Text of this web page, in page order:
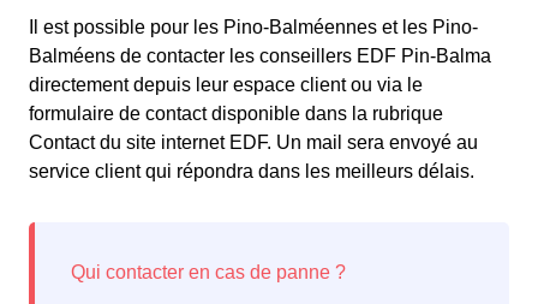
Il est possible pour les Pino-Balméennes et les Pino-
Balméens de contacter les conseillers EDF Pin-Balma
directement depuis leur espace client ou via le
formulaire de contact disponible dans la rubrique
Contact du site internet EDF. Un mail sera envoyé au
service client qui répondra dans les meilleurs délais.